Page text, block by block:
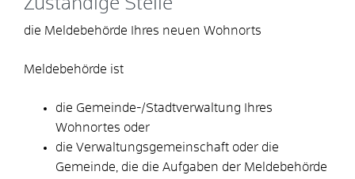
die Meldebehörde Ihres neuen Wohnorts
Meldebehörde ist
die Gemeinde-/Stadtverwaltung Ihres
Wohnortes oder
die Verwaltungsgemeinschaft oder die
Gemeinde, die die Aufgaben der Meldebehörde